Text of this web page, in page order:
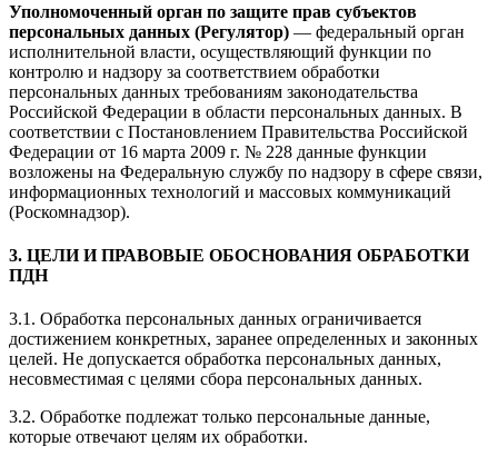
Уполномоченный орган по защите прав субъектов
персональных данных (Регулятор) — федеральный орган
исполнительной власти, осуществляющий функции по
контролю и надзору за соответствием обработки
персональных данных требованиям законодательства
Российской Федерации в области персональных данных. В
соответствии с Постановлением Правительства Российской
Федерации от 16 марта 2009 г. № 228 данные функции
возложены на Федеральную службу по надзору в сфере связи,
информационных технологий и массовых коммуникаций
(Роскомнадзор).
3. ЦЕЛИ И ПРАВОВЫЕ ОБОСНОВАНИЯ ОБРАБОТКИ
ПДН
3.1. Обработка персональных данных ограничивается
достижением конкретных, заранее определенных и законных
целей. Не допускается обработка персональных данных,
несовместимая с целями сбора персональных данных.
3.2. Обработке подлежат только персональные данные,
которые отвечают целям их обработки.